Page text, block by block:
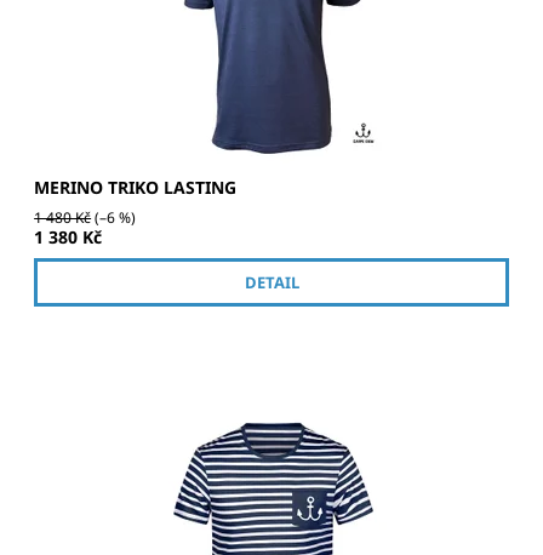
MERINO TRIKO LASTING
1 480 Kč(–6 %)
1 380 Kč
DETAIL
Stylové námořnické tričko s kotvou možnost vlastního loga
na kapse - kontaktujte nás mailem